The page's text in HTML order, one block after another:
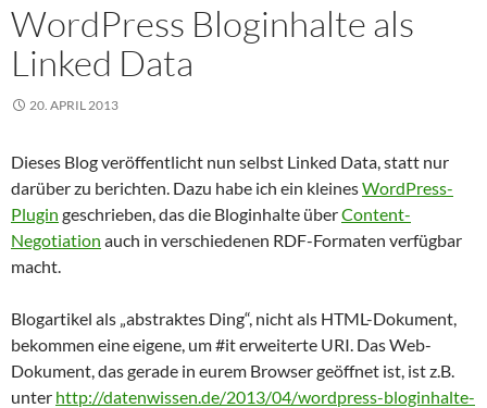
WordPress Bloginhalte als
Linked Data
20. APRIL 2013
Dieses Blog veröffentlicht nun selbst Linked Data, statt nur
darüber zu berichten. Dazu habe ich ein kleinesWordPress-
Plugin geschrieben, das die Bloginhalte überContent-
Negotiation auch in verschiedenen RDF-Formaten verfügbar
macht.
Blogartikel als „abstraktes Ding“, nicht als HTML-Dokument,
bekommen eine eigene, um #it erweiterte URI. Das Web-
Dokument, das gerade in eurem Browser geöffnet ist, ist z.B.
unter http://datenwissen.de/2013/04/wordpress-bloginhalte-